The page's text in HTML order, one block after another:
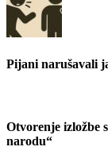
Pijani narušavali
Otvorenje izložbe
narodu“